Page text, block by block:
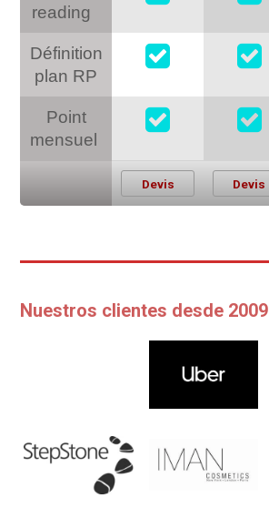
reading
Définition
plan RP
Point
mensuel
Devis Devis
Nuestros clientes desde 2009